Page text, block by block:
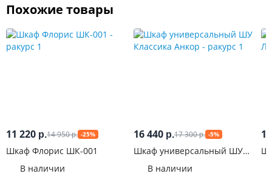
Похожие товары
11 220 р.14 950р. -25%
Шкаф Флорис ШК-001
В наличии
16 440 р.17 300р. -5%
Шкаф универсальный ШУ
В наличии